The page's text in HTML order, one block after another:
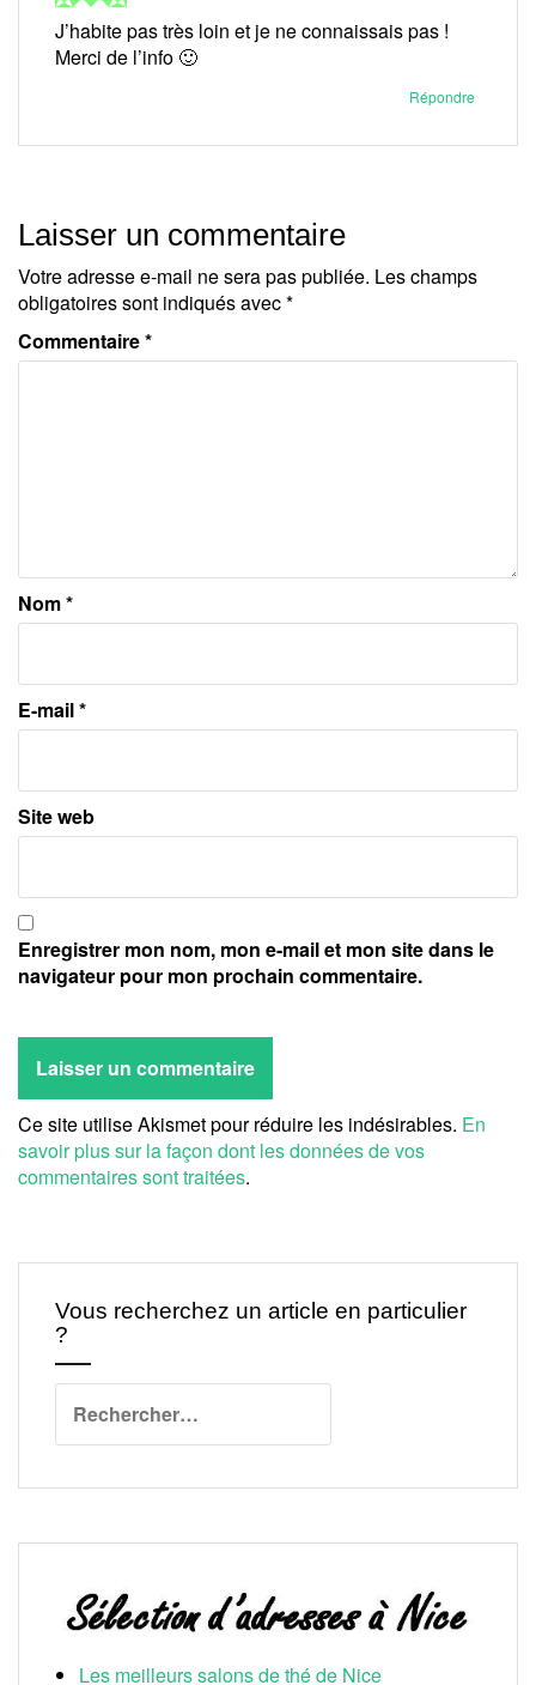
J’habite pas très loin et je ne connaissais pas !
Merci de l’info 🙂
Répondre
Laisser un commentaire
Votre adresse e-mail ne sera pas publiée. Les champs
obligatoires sont indiqués avec*
Commentaire*
Nom*
E-mail*
Site web
Enregistrer mon nom, mon e-mail et mon site dans le
navigateur pour mon prochain commentaire.
Ce site utilise Akismet pour réduire les indésirables. En
savoir plus sur la façon dont les données de vos
commentaires sont traitées.
Vous recherchez un article en particulier
?
Les meilleurs salons de thé de Nice